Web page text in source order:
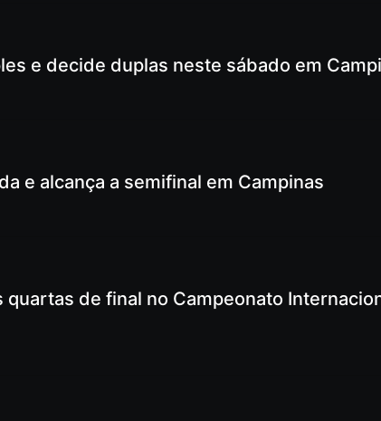
e decide duplas neste sábado em
e alcança a semifinal em Campinas
de final no Campeonato